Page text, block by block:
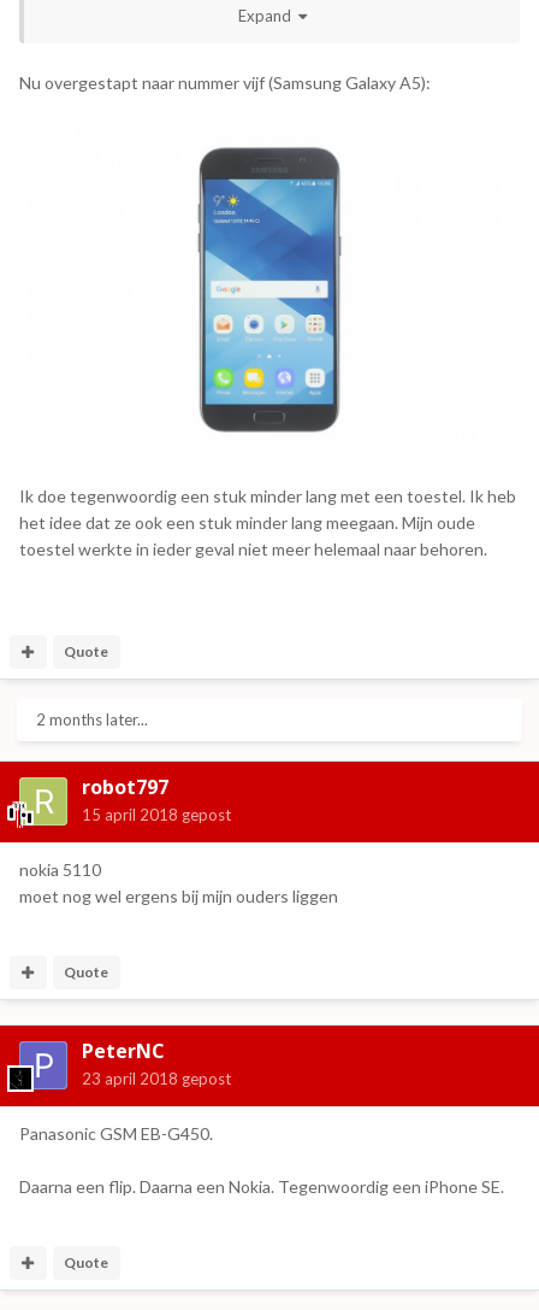
De tweede (Sony Ericsson k750i):
De derde (Samsung Galaxy Ace s5830i):
De vierde (Samsung Galaxy S3 Neo):
Expand
Nu overgestapt naar nummer vijf (Samsung Galaxy A5):
Ik doe tegenwoordig een stuk minder lang met een toestel. Ik heb
het idee dat ze ook een stuk minder lang meegaan. Mijn oude
toestel werkte in ieder geval niet meer helemaal naar behoren.
Quote
2 months later...
robot797
15 april 2018 gepost
nokia 5110
moet nog wel ergens bij mijn ouders liggen
Quote
PeterNC
23 april 2018 gepost
Panasonic GSM EB-G450.
Daarna een flip. Daarna een Nokia. Tegenwoordig een iPhone SE.
Quote